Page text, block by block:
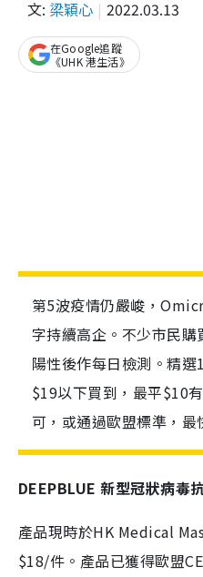
文: 梁穎心 2022.03.13
在Google追蹤
《UHK 港生活》
第5波疫情仍嚴峻，
字持續高企。不少市民
陽性後作每日檢測。精
$19以下買到，最平$10
可，或通過歐盟標準，最
DEEPBLUE 新型冠狀病毒
產品現時於HK Medical
$18/件。產品已獲得歐盟